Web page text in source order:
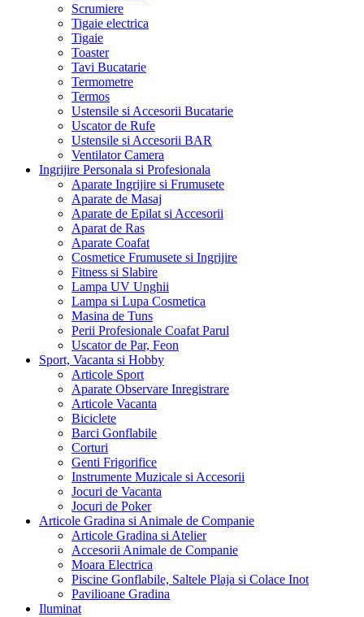
Scrumiere
Tigaie electrica
Tigaie
Toaster
Tavi Bucatarie
Termometre
Termos
Ustensile si Accesorii Bucatarie
Uscator de Rufe
Ustensile si Accesorii BAR
Ventilator Camera
Ingrijire Personala si Profesionala
Aparate Ingrijire si Frumusete
Aparate de Masaj
Aparate de Epilat si Accesorii
Aparat de Ras
Aparate Coafat
Cosmetice Frumusete si Ingrijire
Fitness si Slabire
Lampa UV Unghii
Lampa si Lupa Cosmetica
Masina de Tuns
Perii Profesionale Coafat Parul
Uscator de Par, Feon
Sport, Vacanta si Hobby
Articole Sport
Aparate Observare Inregistrare
Articole Vacanta
Biciclete
Barci Gonflabile
Corturi
Genti Frigorifice
Instrumente Muzicale si Accesorii
Jocuri de Vacanta
Jocuri de Poker
Articole Gradina si Animale de Companie
Articole Gradina si Atelier
Accesorii Animale de Companie
Moara Electrica
Piscine Gonflabile, Saltele Plaja si Colace Inot
Pavilioane Gradina
Iluminat